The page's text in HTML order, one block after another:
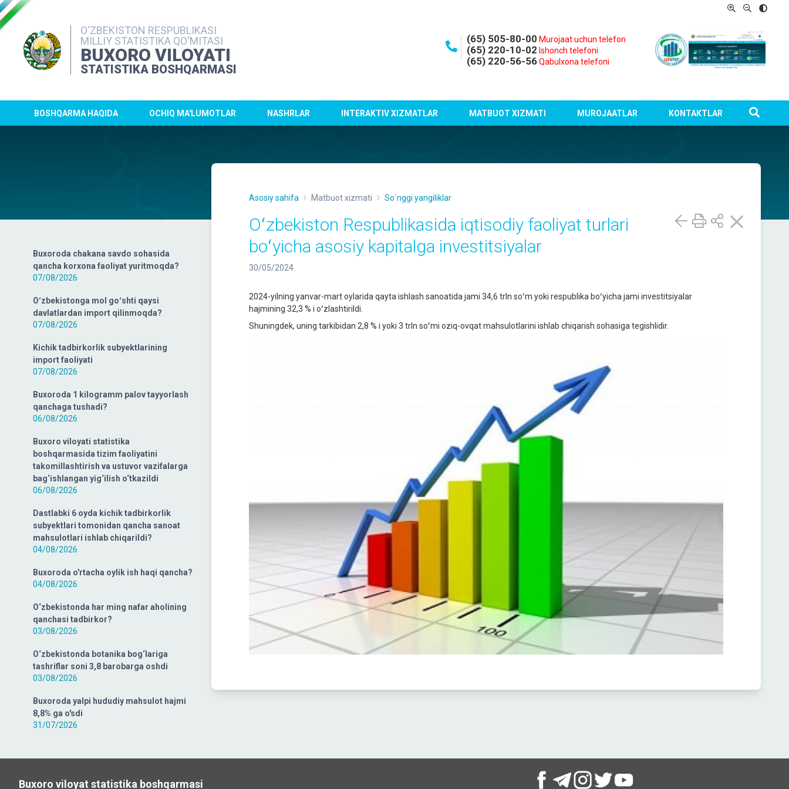
O‘ZBEKISTON RESPUBLIKASI
MILLIY STATISTIKA QO‘MITASI
BUXORO VILOYATI
STATISTIKA BOSHQARMASI
(65) 505-80-00 Murojaat uchun telefon
(65) 220-10-02 Ishonch telefoni
(65) 220-56-56 Qabulxona telefoni
BOSHQARMA HAQIDA OCHIQ MA'LUMOTLAR NASHRLAR INTERAKTIV XIZMATLAR MATBUOT XIZMATI MUROJAATLAR KONTAKTLAR
Buxoroda chakana savdo sohasida
qancha korxona faoliyat yuritmoqda?
07/08/2026
Oʻzbekistonga mol goʻshti qaysi
davlatlardan import qilinmoqda?
07/08/2026
Kichik tadbirkorlik subyektlarining
import faoliyati
07/08/2026
Buxoroda 1 kilogramm palov tayyorlash
qanchaga tushadi?
06/08/2026
Buxoro viloyati statistika
boshqarmasida tizim faoliyatini
takomillashtirish va ustuvor vazifalarga
bag‘ishlangan yig‘ilish o‘tkazildi
06/08/2026
Dastlabki 6 oyda kichik tadbirkorlik
subyektlari tomonidan qancha sanoat
mahsulotlari ishlab chiqarildi?
04/08/2026
Buxoroda o'rtacha oylik ish haqi qancha?
04/08/2026
O‘zbekistonda har ming nafar aholining
qanchasi tadbirkor?
03/08/2026
O‘zbekistonda botanika bog‘lariga
tashriflar soni 3,8 barobarga oshdi
03/08/2026
Buxoroda yalpi hududiy mahsulot hajmi
8,8% ga o'sdi
31/07/2026
Asosiy sahifa Matbuot xizmati So`nggi yangiliklar
Oʻzbekiston Respublikasida iqtisodiy faoliyat turlari
boʻyicha asosiy kapitalga investitsiyalar
30/05/2024
2024-yilning yanvar-mart oylarida qayta ishlash sanoatida jami 34,6 trln soʻm yoki respublika boʻyicha jami investitsiyalar
hajmining 32,3 % i oʻzlashtirildi.
Shuningdek, uning tarkibidan 2,8 % i yoki 3 trln soʻmi oziq-ovqat mahsulotlarini ishlab chiqarish sohasiga tegishlidir.
Buxoro viloyat statistika boshqarmasi